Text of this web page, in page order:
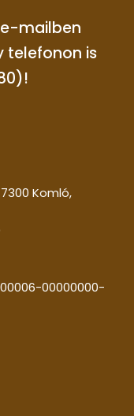
mailben
telefonon is
Komló,
00000000-